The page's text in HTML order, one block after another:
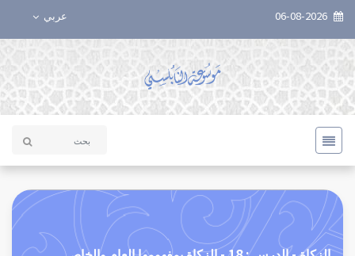
عربي